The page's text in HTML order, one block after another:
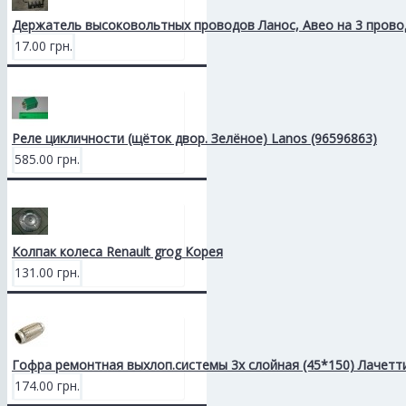
Держатель высоковольтных проводов Ланос, Авео на 3
17.00 грн.
Реле цикличности (щёток двор. Зелёное) Lanos (96596863)
585.00 грн.
Колпак колеса Renault grog Корея
131.00 грн.
Гофра ремонтная выхлоп.системы 3х слойная (45*150)
174.00 грн.